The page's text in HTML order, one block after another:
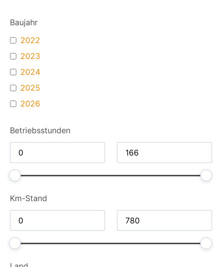
Baujahr
2022
2023
2024
2025
2026
Betriebsstunden
Km-Stand